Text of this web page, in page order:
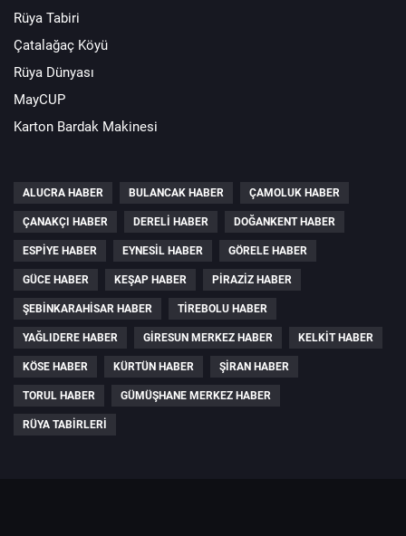
Rüya Tabiri
Çatalağaç Köyü
Rüya Dünyası
MayCUP
Karton Bardak Makinesi
ALUCRA HABER BULANCAK HABER ÇAMOLUK HABER
ÇANAKÇI HABER DERELI HABER DOĞANKENT HABER
ESPIYE HABER EYNESIL HABER GÖRELE HABER
GÜCE HABER KEŞAP HABER PIRAZIZ HABER
ŞEBINKARAHISAR HABER TIREBOLU HABER
YAĞLIDERE HABER GIRESUN MERKEZ HABER KELKIT HABER
KÖSE HABER KÜRTÜN HABER ŞIRAN HABER
TORUL HABER GÜMÜŞHANE MERKEZ HABER
RÜYA TABIRLERI